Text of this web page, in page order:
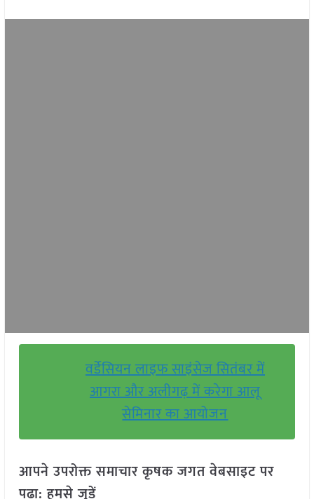
वर्डेसियन लाइफ साइंसेज सितंबर में
आगरा और अलीगढ़ में करेगा आलू
सेमिनार का आयोजन
आपने उपरोक्त समाचार कृषक जगत वेबसाइट पर